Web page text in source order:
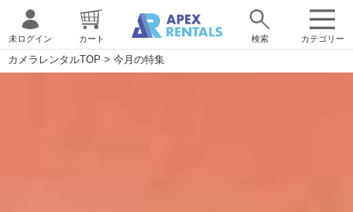
カテゴリー
未ログイン カート 検索
カメラレンタルTOP > 今月の特集